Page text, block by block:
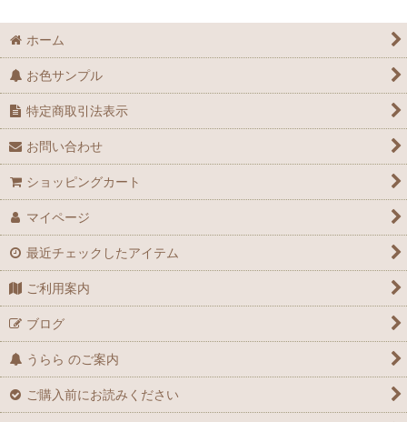
ホーム
お色サンプル
特定商取引法表示
お問い合わせ
ショッピングカート
マイページ
最近チェックしたアイテム
ご利用案内
ブログ
うらら のご案内
ご購入前にお読みください